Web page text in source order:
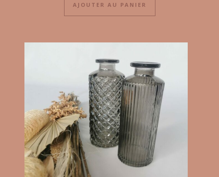
AJOUTER AU PANIER